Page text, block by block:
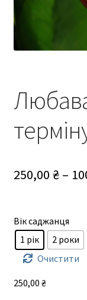
250,00 ₴ –
Вік саджанця
1 рік
2 роки
Очистити
250,00 ₴